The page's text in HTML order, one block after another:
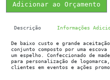
Adicionar ao Orçamento
Descrição Informações
De baixo custo e grande
conjunto composto por uma
um espelho. Confeccionado de
para personalização de
clientes em eventos e ações